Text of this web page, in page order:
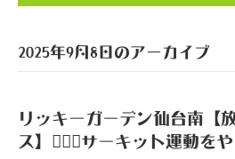
2025年9月8日のアーカイブ
リッキーガーデン仙台南【
ス】🏃🏻‍♂️サーキット運動をや